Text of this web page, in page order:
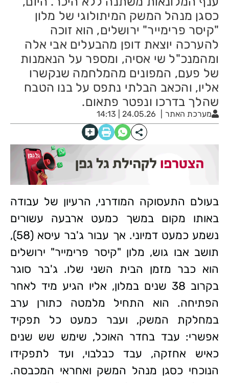
כסגן מנהל המשק המיתולוגי של מלון
"קיסר פרימייר" ירושלים, הוא זוכה
להערכה יוצאת דופן מהבעלים אבי אלה
ומהמנכ"ל שי אסיה, ומספר על הנאמנות
של פעם, המפונים מהמלחמה שנקשרו
אליו, והכאב הבלתי נתפס על בנו הטבח
שהלך בדרכו ונפטר פתאום.
מערכת האתר 24.05.26 | 14:13
בעולם התעסוקה המודרני, הרעיון של עבודה
באותו מקום במשך כמעט ארבעה עשורים
נשמע כמעט דמיוני. אך עבור ג'בר עיסא (58),
תושב אבו גוש, מלון "קיסר פרימייר" ירושלים
הוא כבר מזמן הבית השני שלו. ג'בר סוגר
בקרוב 38 שנים במלון, אליו הגיע מיד לאחר
הפתיחה. הוא התחיל מלמטה כתורן ערב
במחלקת המשק, ועבר כמעט כל תפקיד
אפשרי: עבד בחדר האוכל, שימש שש שנים
כאיש אחזקה, עבד כבלבוי, ועד לתפקידו
הנוכחי כסגן מנהל המשק ואחראי המכבסה.